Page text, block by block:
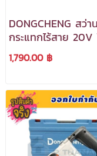
DONGCHENG สว่าน
กระแทกไร้สาย 20V
แปรงถ่าน รุ่น
(TYPE Z) (เครื่องเป
ภาษีได้***
1,790.00 ฿